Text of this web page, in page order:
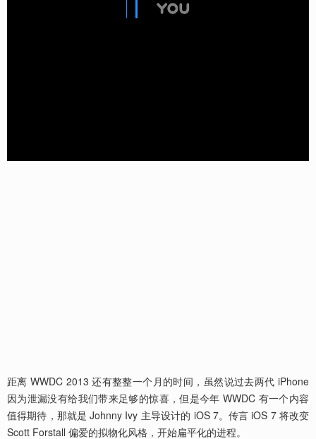
距离 WWDC 2013 还有整整一个月的时间，虽然说过去两代 iPhone
因为泄漏没有给我们带来足够的惊喜，但是今年 WWDC 有一个内容
值得期待，那就是 Johnny Ivy 主导设计的 iOS 7。传言 iOS 7 将改变
Scott Forstall 偏爱的拟物化风格，开始扁平化的进程。